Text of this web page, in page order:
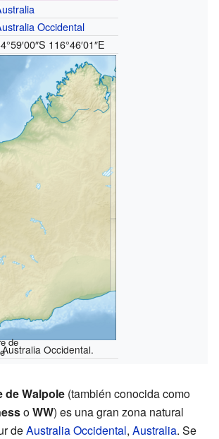
Occidental
116°46′01″E
de
Occidental.
de Walpole (también conocida como
oWW) es una gran zona natural
deAustralia Occidental, Australia. Se